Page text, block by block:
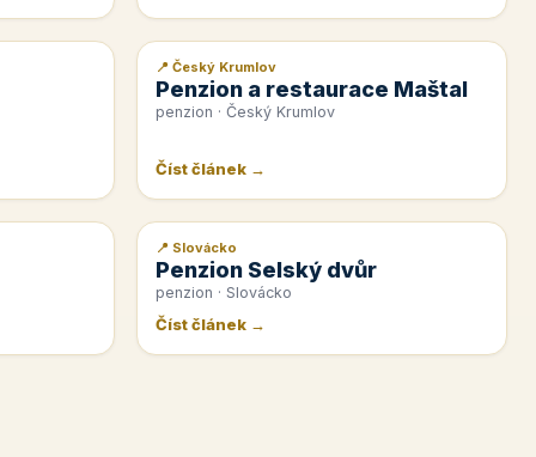
📰 PR článek
📍 Český Krumlov
Penzion a restaurace Maštal
penzion · Český Krumlov
Číst článek →
📰 PR článek
📍 Slovácko
Penzion Selský dvůr
penzion · Slovácko
Číst článek →